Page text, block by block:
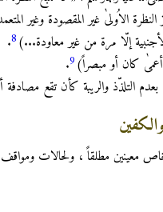
الاُولىٰ غير المقصودة وغير
إلّا مرة من غير معاودة...)8
.
كان أو مبصراً)9
.
بعدم التلذّذ والريبة كأن تقع
معينين مطلقاً ، ولحالات